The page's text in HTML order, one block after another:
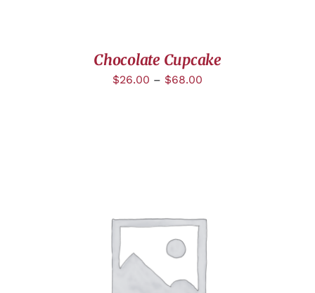
Chocolate Cupcake
$26.00 – $68.00
DÉTAILS